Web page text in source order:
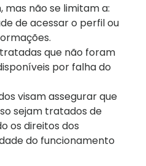
mas não se limitam a:
de acessar o perfil ou
que não foram
por falha do
visam assegurar que
sejam tratados de
os direitos dos
do funcionamento